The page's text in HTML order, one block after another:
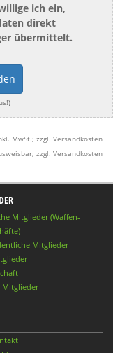
ich ein,
direkt
übermittelt.
MwSt.; zzgl. Versandkosten
zzgl. Versandkosten
Mitglieder (Waffen-
Mitglieder
Mitglieder